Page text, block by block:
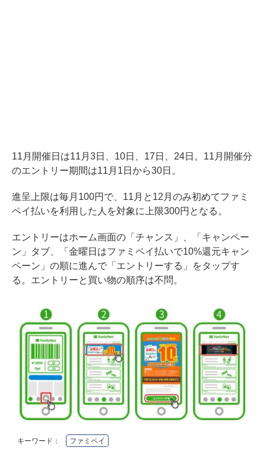
11月開催日は11月3日、10日、17日、24日。11月開催分
のエントリー期間は11月1日から30日。
進呈上限は毎月100円で、11月と12月のみ初めてファミ
ペイ払いを利用した人を対象に上限300円となる。
エントリーはホーム画面の「チャンス」、「キャンペー
ン」タブ、「金曜日はファミペイ払いで10%還元キャン
ペーン」の順に進んで「エントリーする」をタップす
る。エントリーと買い物の順序は不問。
キーワード： ファミペイ